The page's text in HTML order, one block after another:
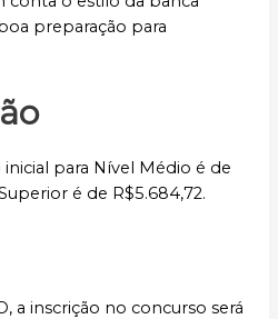
preparação para
para Nível Médio é de
é de R$5.684,72.
a inscrição no concurso será